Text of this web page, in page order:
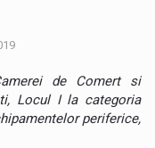
de Comert si
Locul I la categoria
periferice,